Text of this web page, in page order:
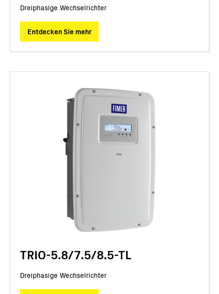
Dreiphasige Wechselrichter
Entdecken Sie mehr
TRIO-5.8/7.5/8.5-TL
Dreiphasige Wechselrichter